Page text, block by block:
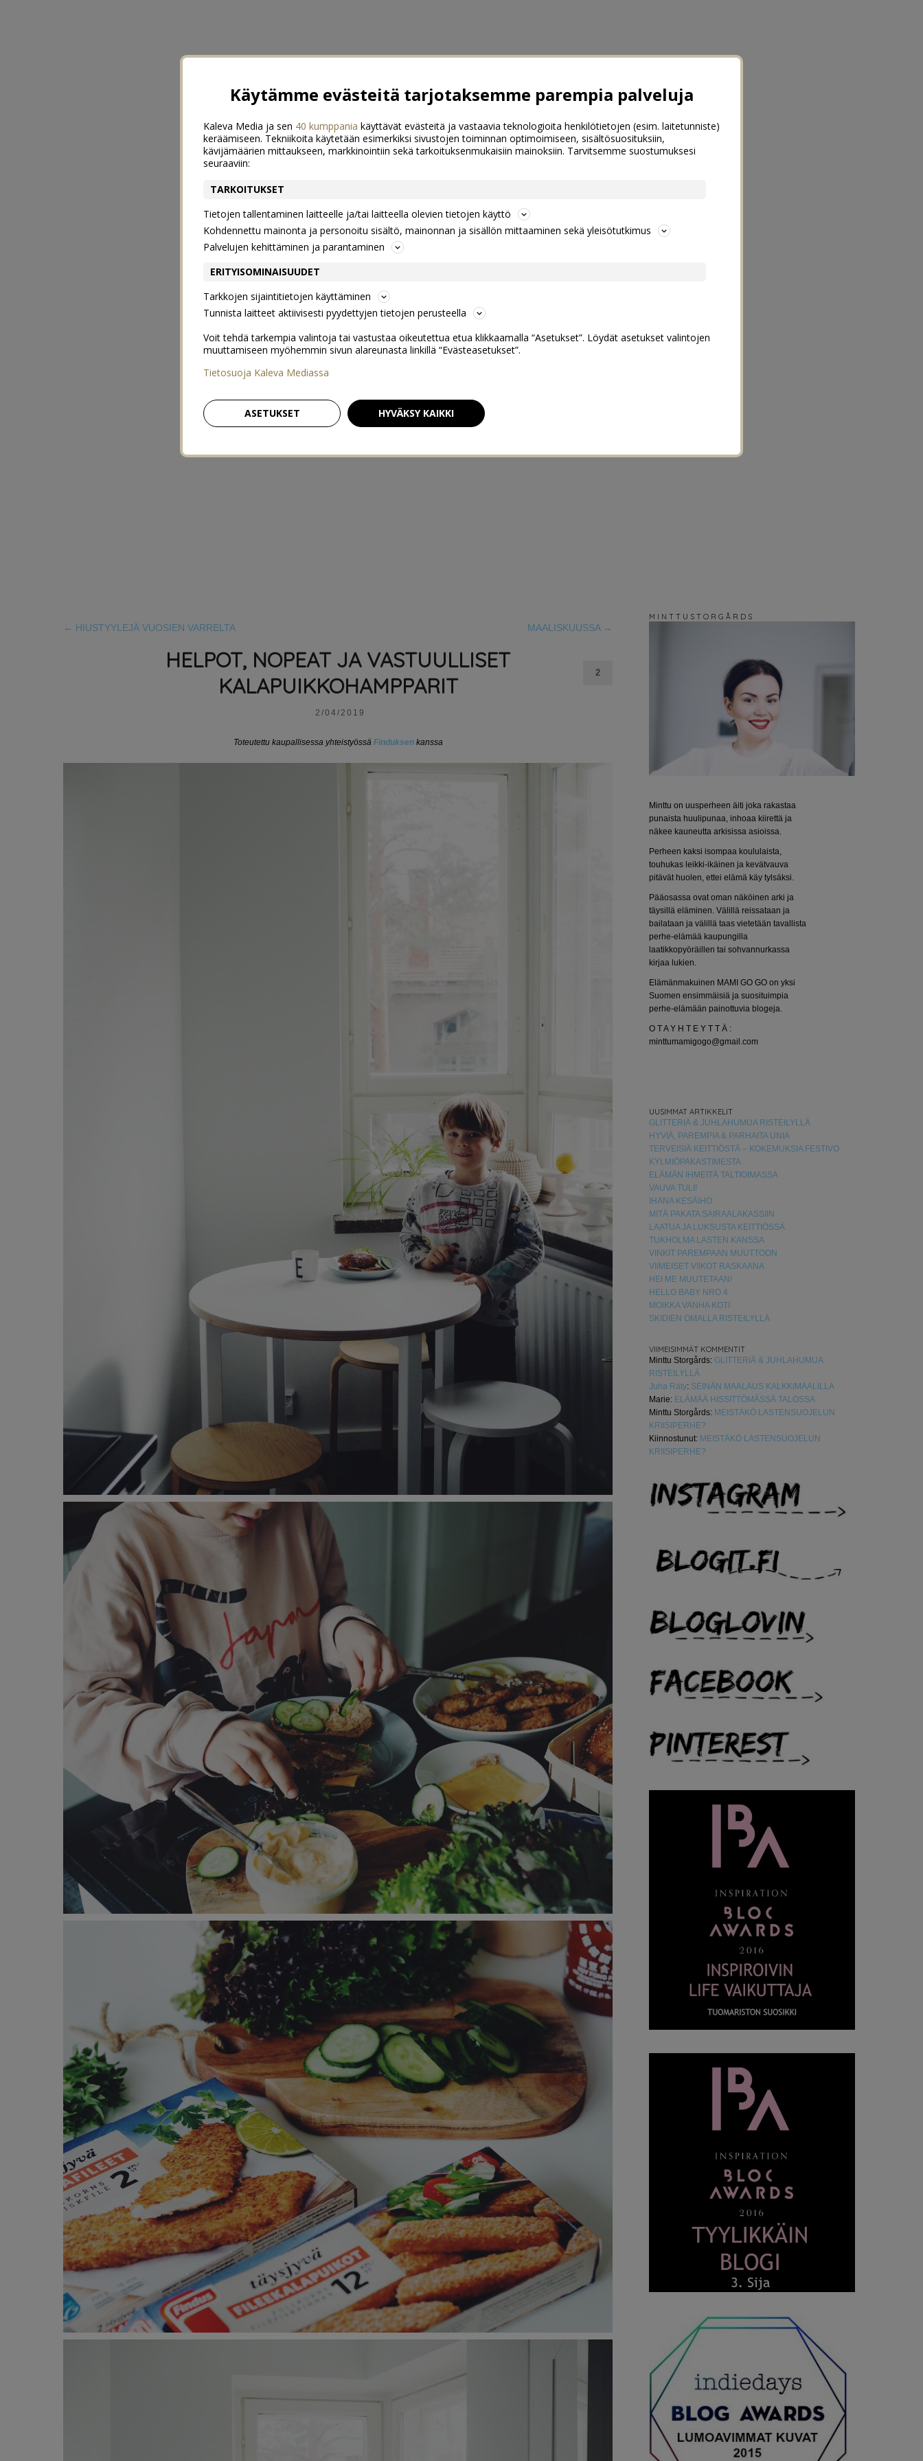
← HIUSTYYLEJÄ VUOSIEN VARRELTA MAALISKUUSSA →
HELPOT, NOPEAT JA VASTUULLISET
KALAPUIKKOHAMPPARIT
2/04/2019
2
Toteutettu kaupallisessa yhteistyössä Finduksenkanssa
M I N T T U S T O R G Å R D S
Minttu on uusperheen äiti joka rakastaa
punaista huulipunaa, inhoaa kiirettä ja
näkee kauneutta arkisissa asioissa.
Perheen kaksi isompaa koululaista,
touhukas leikki-ikäinen ja kevätvauva
pitävät huolen, ettei elämä käy tylsäksi.
Pääosassa ovat oman näköinen arki ja
täysillä eläminen. Välillä reissataan ja
bailataan ja välillä taas vietetään tavallista
perhe-elämää kaupungilla
laatikkopyöräillen tai sohvannurkassa
kirjaa lukien.
Elämänmakuinen MAMI GO GO on yksi
Suomen ensimmäisiä ja suosituimpia
perhe-elämään painottuvia blogeja.
O T A Y H T E Y T T Ä :
minttumamigogo@gmail.com
UUSIMMAT ARTIKKELIT
GLITTERIÄ & JUHLAHUMUA RISTEILYLLÄ
HYVIÄ, PAREMPIA & PARHAITA UNIA
TERVEISIÄ KEITTIÖSTÄ – KOKEMUKSIA FESTIVO
KYLMIÖPAKASTIMESTA
ELÄMÄN IHMEITÄ TALTIOIMASSA
VAUVA TULI!
IHANA KESÄIHO
MITÄ PAKATA SAIRAALAKASSIIN
LAATUA JA LUKSUSTA KEITTIÖSSÄ
TUKHOLMA LASTEN KANSSA
VINKIT PAREMPAAN MUUTTOON
VIIMEISET VIIKOT RASKAANA
HEI ME MUUTETAAN!
HELLO BABY NRO 4
MOIKKA VANHA KOTI
SKIDIEN OMALLA RISTEILYLLÄ
VIIMEISIMMÄT KOMMENTIT
Minttu Storgårds: GLITTERIÄ & JUHLAHUMUA
RISTEILYLLÄ
Juha Räty: SEINÄN MAALAUS KALKKIMAALILLA
Marie: ELÄMÄÄ HISSITTÖMÄSSÄ TALOSSA
Minttu Storgårds: MEISTÄKÖ LASTENSUOJELUN
KRIISIPERHE?
Kiinnostunut: MEISTÄKÖ LASTENSUOJELUN
KRIISIPERHE?
Käytämme evästeitä tarjotaksemme parempia palveluja
Kaleva Media ja sen 40 kumppania käyttävät evästeitä ja vastaavia teknologioita henkilötietojen (esim. laitetunniste)
keräämiseen. Tekniikoita käytetään esimerkiksi sivustojen toiminnan optimoimiseen, sisältösuosituksiin,
kävijämäärien mittaukseen, markkinointiin sekä tarkoituksenmukaisiin mainoksiin. Tarvitsemme suostumuksesi
seuraaviin:
TARKOITUKSET
Tietojen tallentaminen laitteelle ja/tai laitteella olevien tietojen käyttö
Kohdennettu mainonta ja personoitu sisältö, mainonnan ja sisällön mittaaminen sekä yleisötutkimus
Palvelujen kehittäminen ja parantaminen
ERITYISOMINAISUUDET
Tarkkojen sijaintitietojen käyttäminen
Tunnista laitteet aktiivisesti pyydettyjen tietojen perusteella
Voit tehdä tarkempia valintoja tai vastustaa oikeutettua etua klikkaamalla “Asetukset”. Löydät asetukset valintojen
muuttamiseen myöhemmin sivun alareunasta linkillä “Evästeasetukset”.
Tietosuoja Kaleva Mediassa
ASETUKSET HYVÄKSY KAIKKI